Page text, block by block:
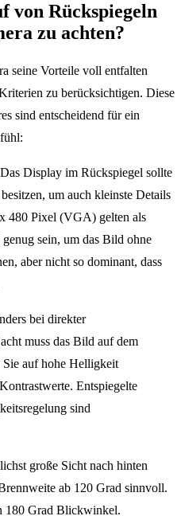
von Rückspiegeln
zu achten?
seine Vorteile voll entfalten
zu berücksichtigen. Diese
sind entscheidend für ein
Display im Rückspiegel sollte
um auch kleinste Details
480 Pixel (VGA) gelten als
sein, um das Bild ohne
aber nicht so dominant, dass
bei direkter
muss das Bild auf dem
auf hohe Helligkeit
Entspiegelte
sind
große Sicht nach hinten
ab 120 Grad sinnvoll.
180 Grad Blickwinkel.